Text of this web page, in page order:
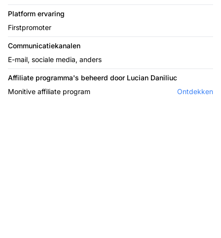
Platform ervaring
Firstpromoter
Communicatiekanalen
E-mail, sociale media, anders
Affiliate programma's beheerd door Lucian Daniliuc
Monitive affiliate program
Ontdekken